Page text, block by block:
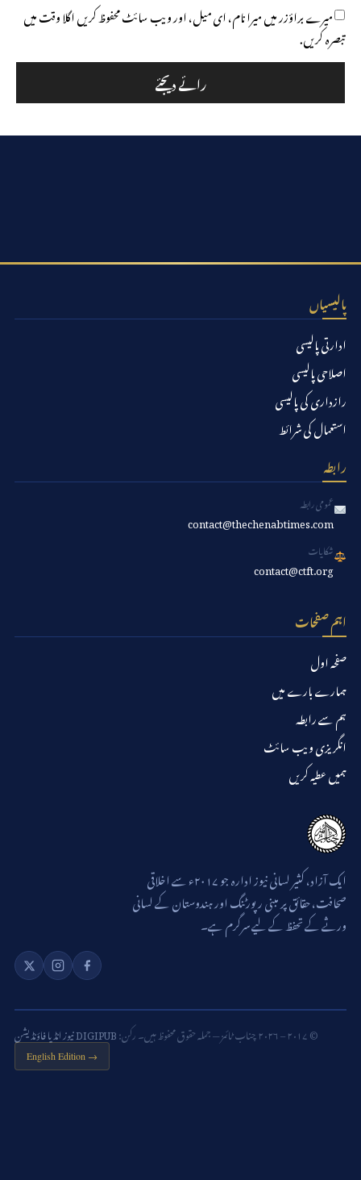
میرے براؤزر میں میرا نام، ای میل، اور ویب سائٹ محفوظ کریں اگلا وقت میں
تبصرہ کریں.
پالیسیاں
ادارتی پالیسی
اصلاحی پالیسی
رازداری کی پالیسی
استعمال کی شرائط
رابطہ
عمومی رابطہ
contact@thechenabtimes.com
شکایات
contact@ctft.org
اہم صفحات
صفحہ اول
ہمارے بارے میں
ہم سے رابطہ
انگریزی ویب سائٹ
ہمیں عطیہ کریں
ایک آزاد، کثیر لسانی نیوز ادارہ جو ۲۰۱۷ء سے اخلاقی
صحافت، حقائق پر مبنی رپورٹنگ اور ہندوستان کے لسانی
ورثے کے تحفظ کے لیے سرگرم ہے۔
DIGIPUB نیوز انڈیا فاؤنڈیشن
English Edition →